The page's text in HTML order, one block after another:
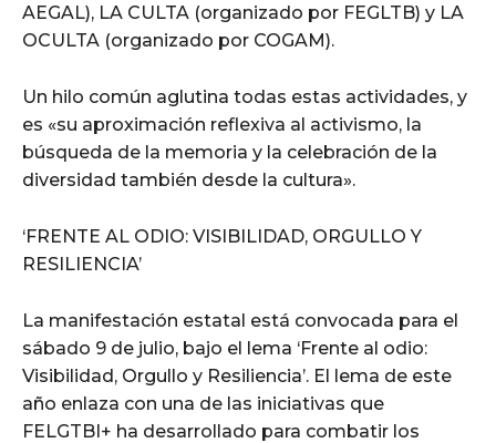
AEGAL), LA CULTA (organizado por FEGLTB) y LA
OCULTA (organizado por COGAM).
Un hilo común aglutina todas estas actividades, y
es «su aproximación reflexiva al activismo, la
búsqueda de la memoria y la celebración de la
diversidad también desde la cultura».
‘FRENTE AL ODIO: VISIBILIDAD, ORGULLO Y
RESILIENCIA’
La manifestación estatal está convocada para el
sábado 9 de julio, bajo el lema ‘Frente al odio:
Visibilidad, Orgullo y Resiliencia’. El lema de este
año enlaza con una de las iniciativas que
FELGTBI+ ha desarrollado para combatir los